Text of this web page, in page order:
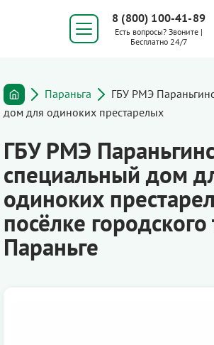
8 (800) 100-41-89
Есть вопросы? Звоните |
Бесплатно 24/7
Параньга
ГБУ РМЭ
дом для одиноких престарелых
ГБУ РМЭ
специальный дом
одиноких
посёлке городского
Параньге